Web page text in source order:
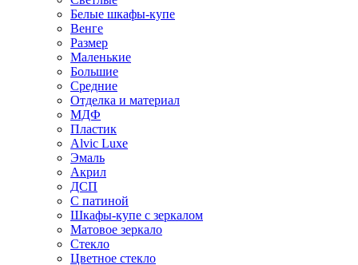
Белые шкафы-купе
Венге
Размер
Маленькие
Большие
Средние
Отделка и материал
МДФ
Пластик
Alvic Luxe
Эмаль
Акрил
ДСП
С патиной
Шкафы-купе с зеркалом
Матовое зеркало
Стекло
Цветное стекло